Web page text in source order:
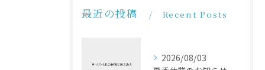
最近の投稿 Recent Posts
2026/08/03